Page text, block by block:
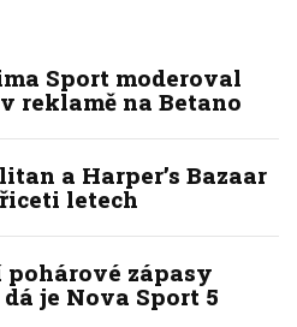
Sport moderoval
reklamě na Betano
a Harper’s Bazaar
letech
zápasy
je Nova Sport 5